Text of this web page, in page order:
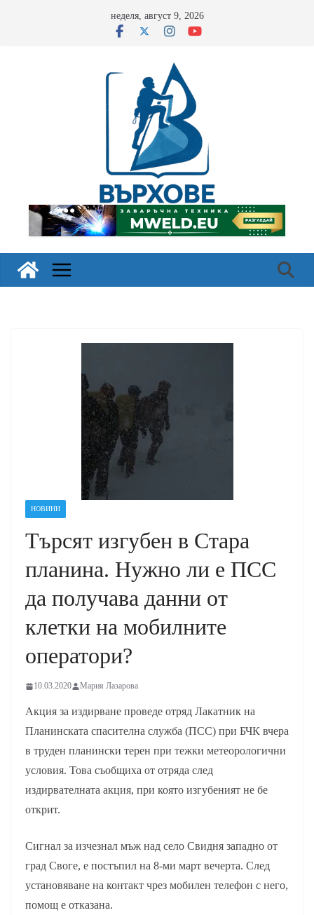
неделя, август 9, 2026
НОВИНИ
Търсят изгубен в Стара
планина. Нужно ли е ПСС
да получава данни от
клетки на мобилните
оператори?
10.03.2020 Мария Лазарова
Акция за издирване проведе отряд Лакатник на
Планинската спасителна служба (ПСС) при БЧК вчера
в труден планински терен при тежки метеорологични
условия. Това съобщиха от отряда след
издирвателната акция, при която изгубеният не бе
открит.
Сигнал за изчезнал мъж над село Свидня западно от
град Своге, е постъпил на 8-ми март вечерта. След
установяване на контакт чрез мобилен телефон с него,
помощ е отказана.